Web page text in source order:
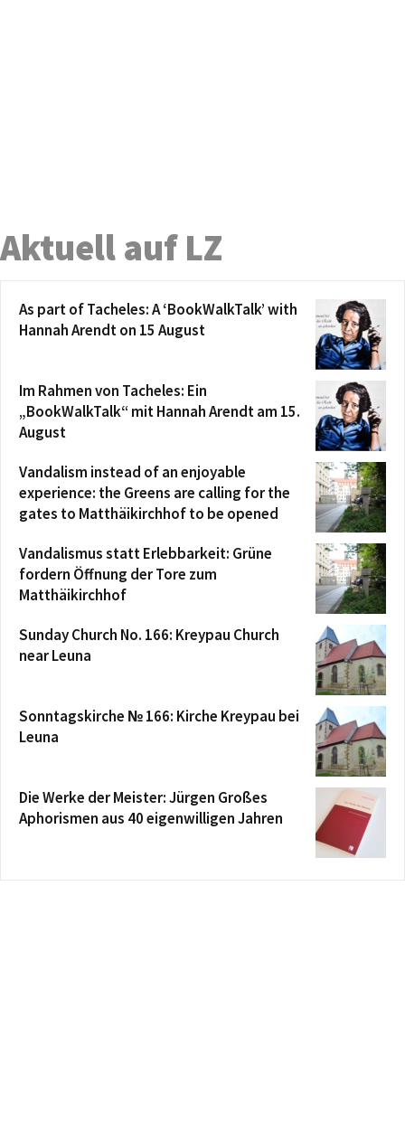
Aktuell auf LZ
As part of Tacheles: A ‘BookWalkTalk’ with
Hannah Arendt on 15 August
Im Rahmen von Tacheles: Ein
„BookWalkTalk“ mit Hannah Arendt am 15.
August
Vandalism instead of an enjoyable
experience: the Greens are calling for the
gates to Matthäikirchhof to be opened
Vandalismus statt Erlebbarkeit: Grüne
fordern Öffnung der Tore zum
Matthäikirchhof
Sunday Church No. 166: Kreypau Church
near Leuna
Sonntagskirche № 166: Kirche Kreypau bei
Leuna
Die Werke der Meister: Jürgen Großes
Aphorismen aus 40 eigenwilligen Jahren